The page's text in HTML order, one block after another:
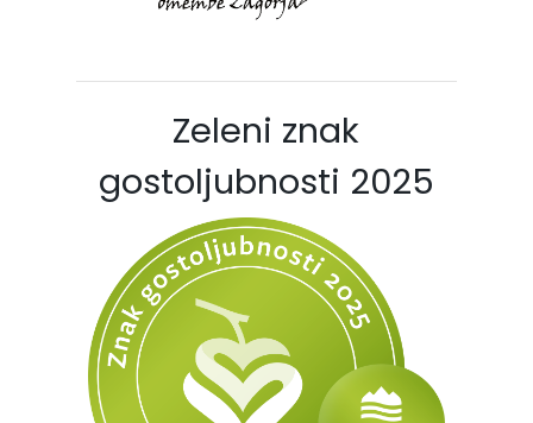
Zeleni znak
gostoljubnosti 2025